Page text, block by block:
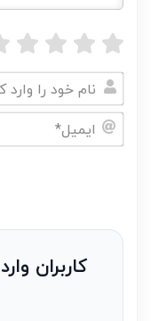
نام
خود
نظر
کاربران